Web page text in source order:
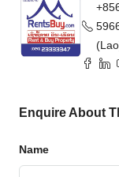
Enquire About
Name